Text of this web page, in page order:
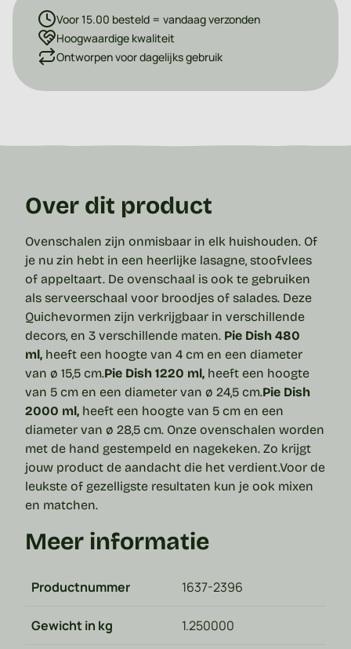
Voor 15.00 besteld = vandaag verzonden
Hoogwaardige kwaliteit
Ontworpen voor dagelijks gebruik
Over dit product
Ovenschalen zijn onmisbaar in elk huishouden. Of
je nu zin hebt in een heerlijke lasagne, stoofvlees
of appeltaart. De ovenschaal is ook te gebruiken
als serveerschaal voor broodjes of salades. Deze
Quichevormen zijn verkrijgbaar in verschillende
decors, en 3 verschillende maten. Pie Dish 480
ml, heeft een hoogte van 4 cm en een diameter
van ø 15,5 cm.Pie Dish 1220 ml, heeft een hoogte
van 5 cm en een diameter van ø 24,5 cm.Pie Dish
2000 ml, heeft een hoogte van 5 cm en een
diameter van ø 28,5 cm. Onze ovenschalen worden
met de hand gestempeld en nagekeken. Zo krijgt
jouw product de aandacht die het verdient.Voor de
leukste of gezelligste resultaten kun je ook mixen
en matchen.
Meer informatie
Productnummer 1637-2396
Gewicht in kg 1.250000